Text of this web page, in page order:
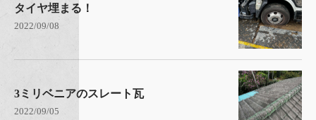
タイヤ埋まる！
2022/09/08
3ミリベニアのスレート瓦
2022/09/05